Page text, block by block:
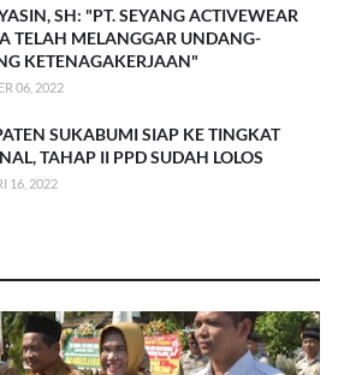
SH: "PT. SEYANG ACTIVEWEAR
TELAH MELANGGAR UNDANG-
KETENAGAKERJAAN"
06, 2022
SUKABUMI SIAP KE TINGKAT
TAHAP II PPD SUDAH LOLOS
16, 2022